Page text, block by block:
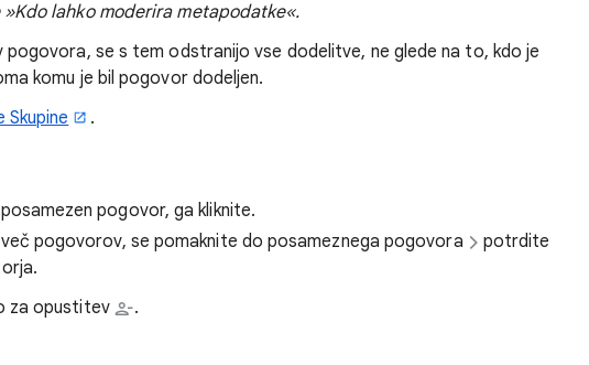
lahko moderira metapodatke«.
se s tem odstranijo vse dodelitve, ne glede na to, kdo je
komu je bil pogovor dodeljen.
Skupine
.
pogovor, ga kliknite.
pogovorov, se pomaknite do posameznega pogovora
potrdite
za opustitev
.